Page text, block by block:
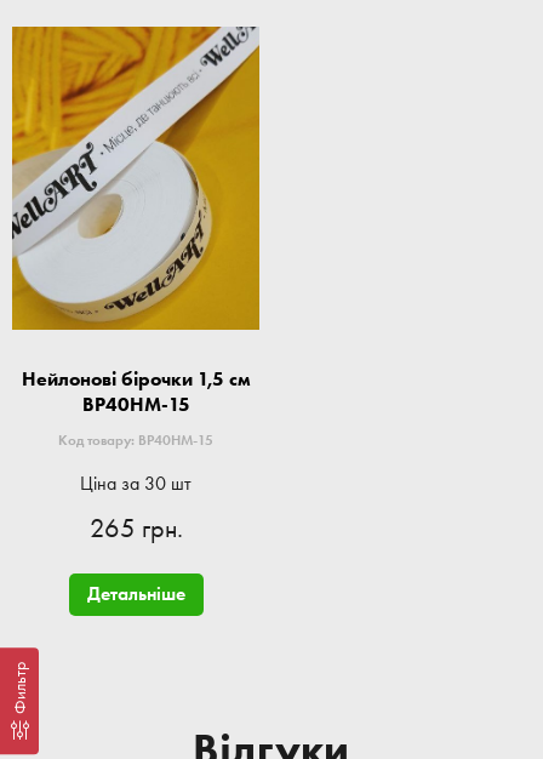
Фильтр
Нейлонові бірочки 1,5 см
BP40HM-15
Код товару: BP40HM-15
Ціна за 30 шт
265 грн.
Детальніше